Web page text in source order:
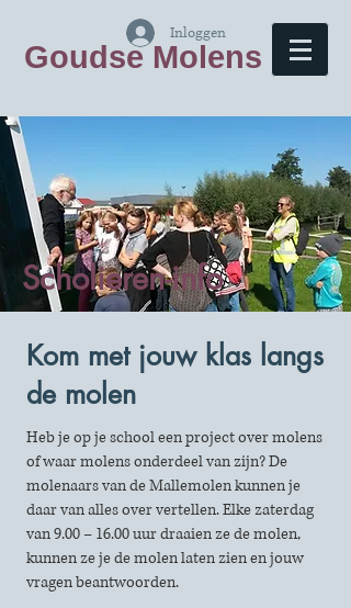
Goudse Molens
Inloggen
Scholieren-info
Kom met jouw klas langs
de molen
Heb je op je school een project over molens
of waar molens onderdeel van zijn? De
molenaars van de Mallemolen kunnen je
daar van alles over vertellen. Elke zaterdag
van 9.00 – 16.00 uur draaien ze de molen,
kunnen ze je de molen laten zien en jouw
vragen beantwoorden.